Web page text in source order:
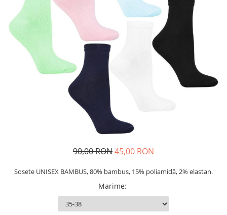
Lenjerie intima
90,00 RON45,00 RON
Sosete UNISEX BAMBUS, 80% bambus, 15% poliamidă, 2% elastan.
Marime: